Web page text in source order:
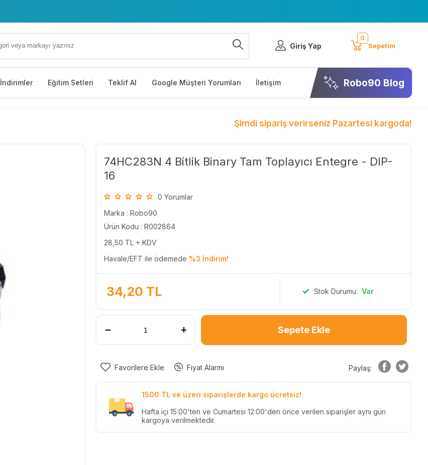
Giriş Yap
0
Sepetim
İndirimler Eğitim Setleri Teklif Al Google Müşteri Yorumları İletişim Robo90 Blog
Şimdi sipariş verirseniz Pazartesi kargoda!
74HC283N 4 Bitlik Binary Tam Toplayıcı Entegre - DIP-
16
0 Yorumlar
Marka : Robo90
Ürün Kodu : R002864
28,50 TL + KDV
Havale/EFT ile ödemede %3 İndirim!
34,20 TL Stok Durumu:Var
Sepete Ekle
Favorilere Ekle Fiyat Alarmı Paylaş:
1500 TL ve üzeri siparişlerde kargo ücretsiz!
Hafta içi 15:00'ten ve Cumartesi 12:00'den önce verilen siparişler aynı gün
kargoya verilmektedir.